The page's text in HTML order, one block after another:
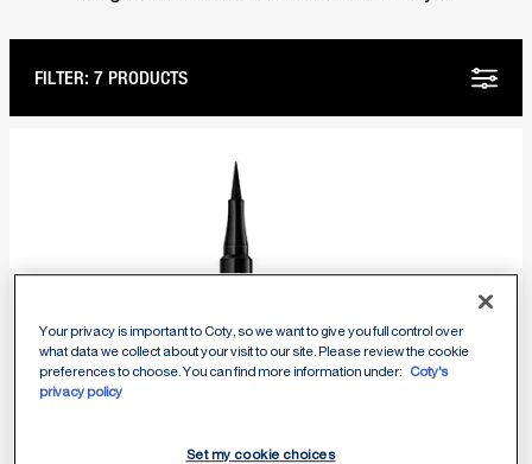
FILTER: 7 PRODUCTS
Your privacy is important to Coty, so we want to give you full control over
what data we collect about your visit to our site. Please review the cookie
preferences to choose. You can find more information under:
Coty's
privacy policy
Set my cookie choices